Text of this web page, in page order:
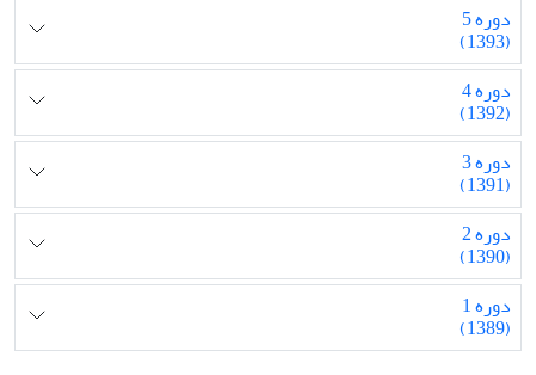
دوره 5
(1393)
دوره 4
(1392)
دوره 3
(1391)
دوره 2
(1390)
دوره 1
(1389)